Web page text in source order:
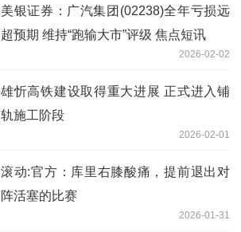
美银证券：广汽集团(02238)全年亏损远
超预期 维持“跑输大市”评级 焦点短讯
2026-02-02
雄忻高铁建设取得重大进展 正式进入铺
轨施工阶段
2026-02-01
滚动:官方：库里右膝酸痛，提前退出对
阵活塞的比赛
2026-01-31